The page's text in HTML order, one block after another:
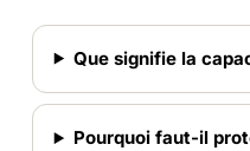
Que signifie la
Pourquoi faut-il